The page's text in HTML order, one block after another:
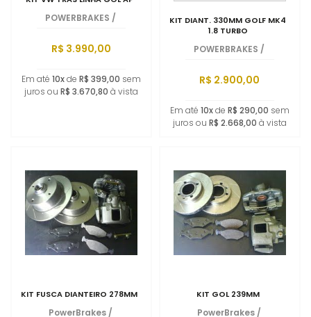
POWERBRAKES /
R$ 3.990,00
Em até 10xde R$ 399,00 sem
juros ou R$ 3.670,80 à vista
KIT DIANT. 330MM GOLF MK4
1.8 TURBO
POWERBRAKES /
R$ 2.900,00
Em até 10xde R$ 290,00 sem
juros ou R$ 2.668,00 à vista
KIT FUSCA DIANTEIRO 278MM
PowerBrakes /
KIT GOL 239MM
PowerBrakes /